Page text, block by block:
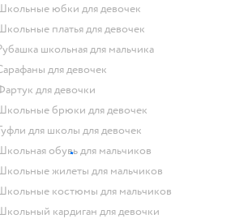
Школьные юбки для девочек
Школьные платья для девочек
Рубашка школьная для мальчика
Сарафаны для девочек
Фартук для девочки
Школьные брюки для девочек
Туфли для школы для девочек
Школьная обувь для мальчиков
Школьные жилеты для мальчиков
Школьные костюмы для мальчиков
Школьный кардиган для девочки